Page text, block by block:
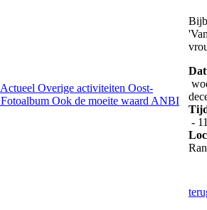
Actueel Overige activiteiten Oost-
Fotoalbum Ook de moeite waard ANBI
-